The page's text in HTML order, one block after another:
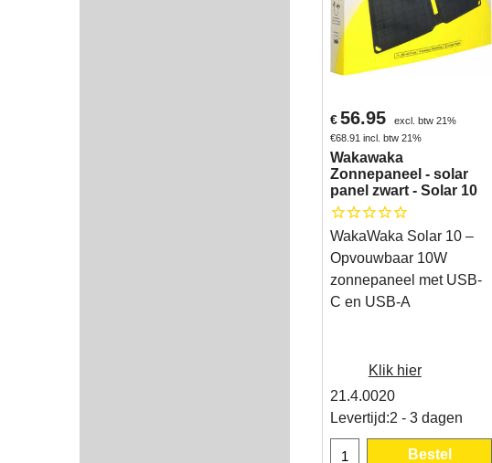
€56.95
excl. btw 21%
€68.91 incl. btw 21%
Wakawaka
Zonnepaneel - solar
panel zwart - Solar 10
WakaWaka Solar 10 –
Opvouwbaar 10W
zonnepaneel met USB-
C en USB-A
Klik hier
21.4.0020
Levertijd:2 - 3 dagen
Bestel